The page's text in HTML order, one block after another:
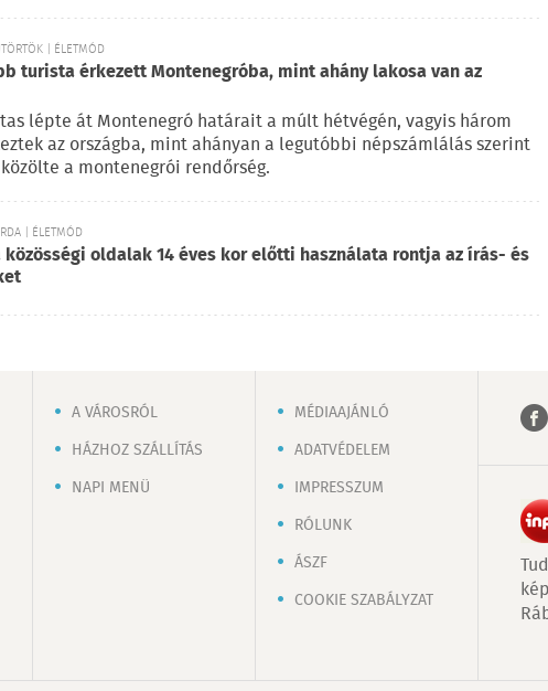
| ÉLETMÓD
turista érkezett Montenegróba, mint ahány lakosa van az
lépte át Montenegró határait a múlt hétvégén, vagyis három
az országba, mint ahányan a legutóbbi népszámlálás szerint
a montenegrói rendőrség.
| ÉLETMÓD
közösségi oldalak 14 éves kor előtti használata rontja az írás- és
A VÁROSRÓL
HÁZHOZ SZÁLLÍTÁS
NAPI MENÜ
MÉDIAAJÁNLÓ
ADATVÉDELEM
IMPRESSZUM
RÓLUNK
ÁSZF
COOKIE SZABÁLYZAT